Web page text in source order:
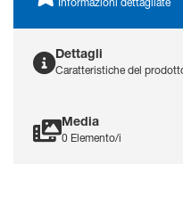
Informazioni dettagliate
Dettagli
Caratteristiche del
Media
0 Elemento/i
contribuiscono a una
del segnale superiore e a